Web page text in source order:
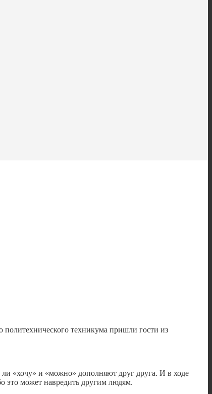
техникума пришли гости из
«хочу» и «можно» дополняют друг друга. И в ходе
это может навредить другим людям.